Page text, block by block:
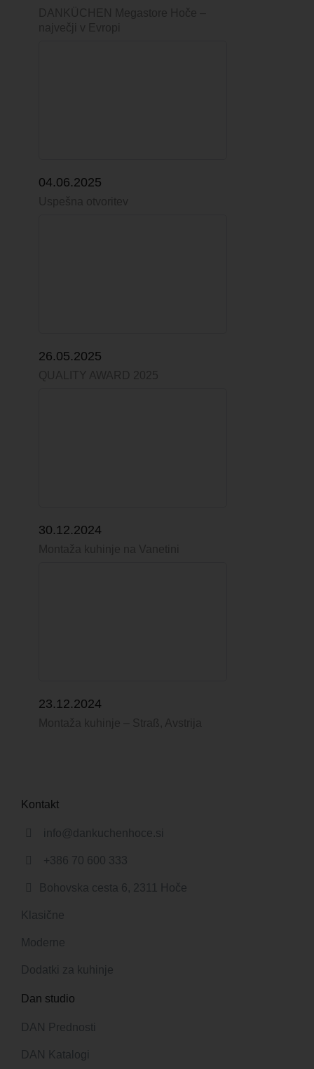
04.06.2025
26.05.2025
30.12.2024
23.12.2024
Kontakt
info@dankuchenhoce.si
+386 70 600 333
Bohovska cesta 6, 2311 Hoče
Klasične
Moderne
Dodatki za kuhinje
Dan studio
DAN Prednosti
DAN Katalogi